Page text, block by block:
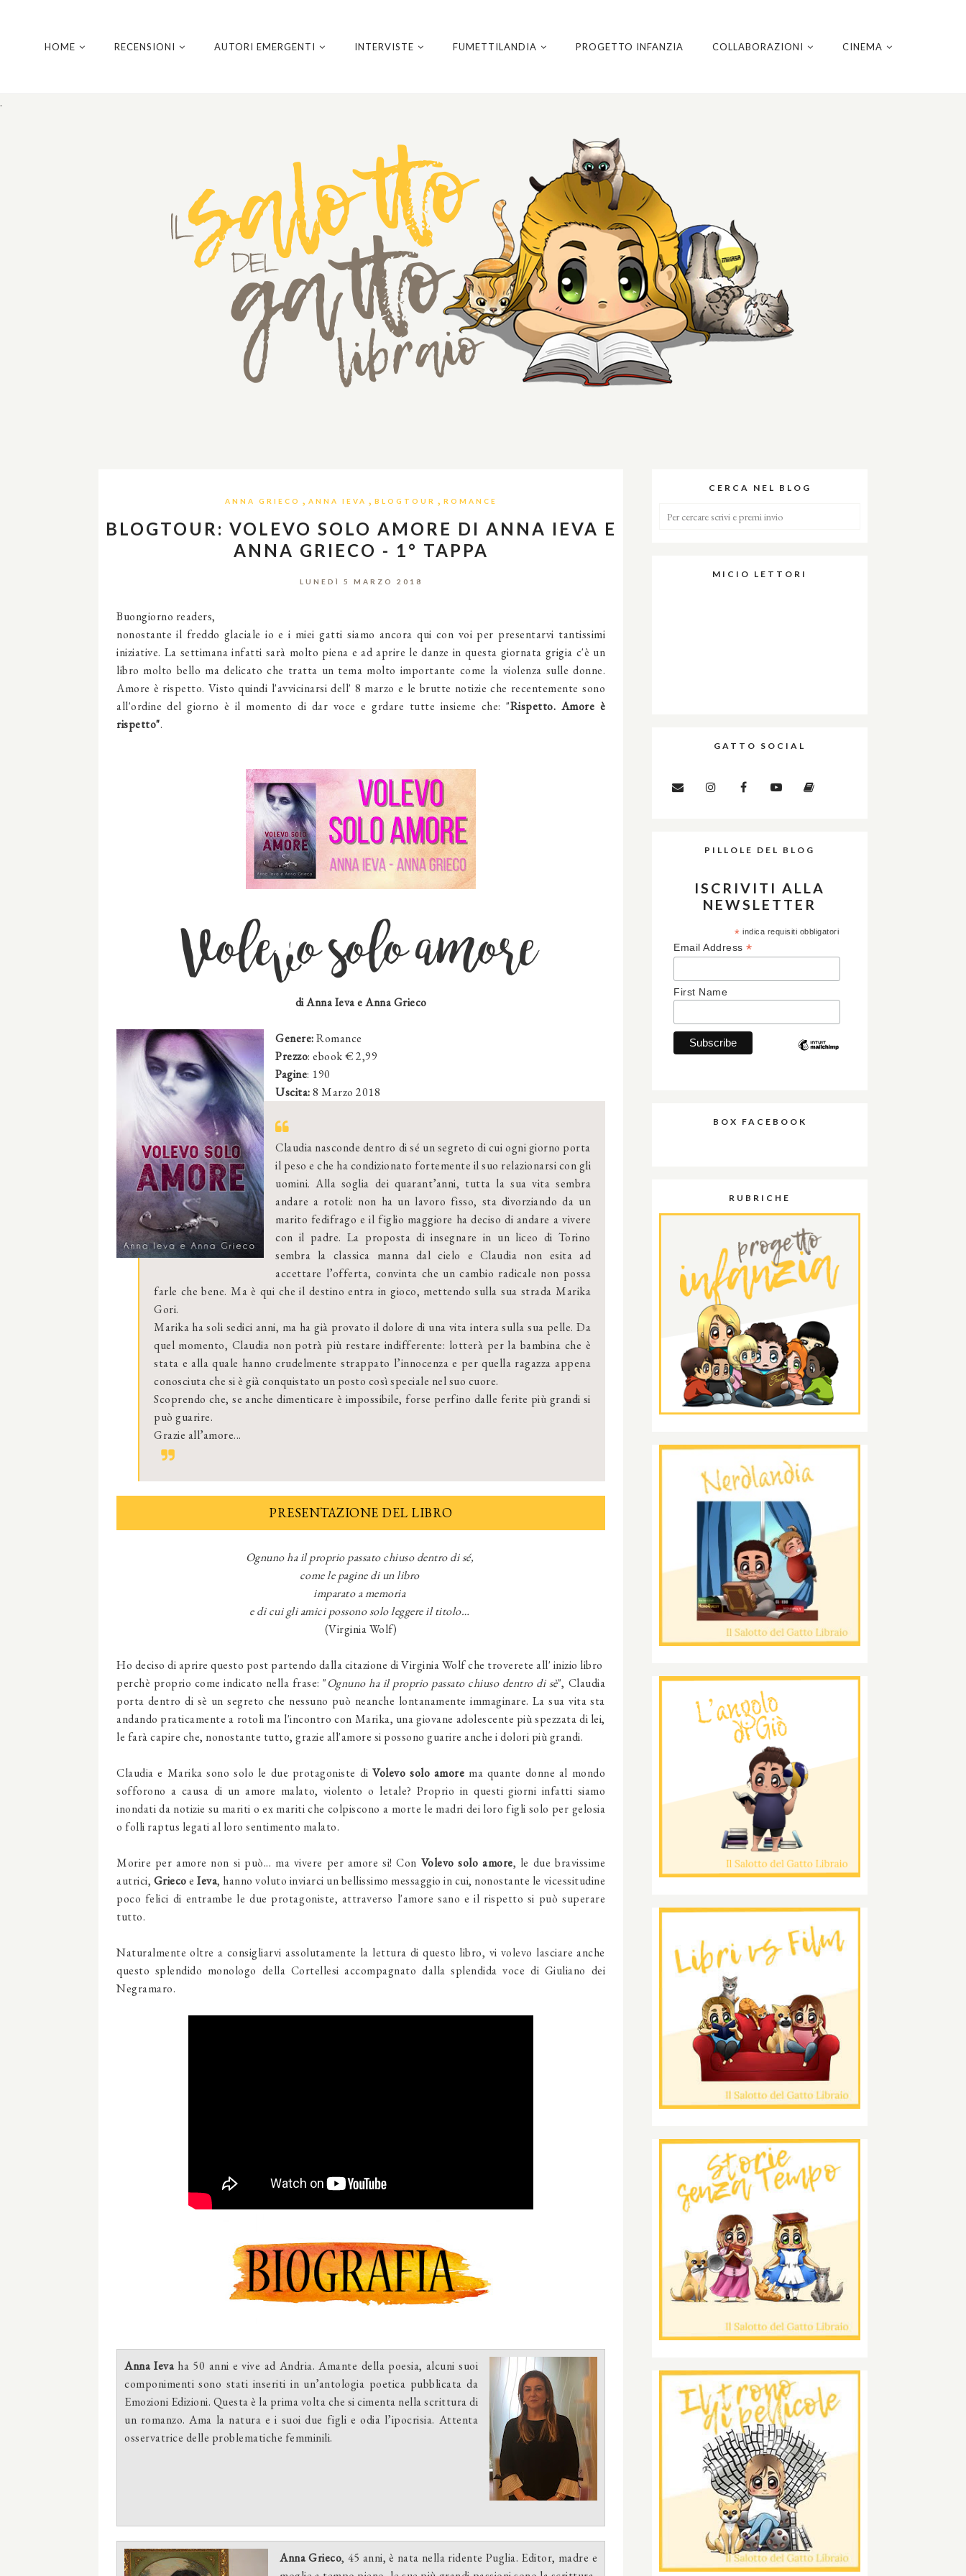
.
HOME RECENSIONI AUTORI EMERGENTI INTERVISTE FUMETTILANDIA PROGETTO INFANZIA COLLABORAZIONI CINEMA
ANNA GRIECO , ANNA IEVA , BLOGTOUR , ROMANCE
BLOGTOUR: VOLEVO SOLO AMORE DI ANNA IEVA E
ANNA GRIECO - 1° TAPPA
LUNEDÌ 5 MARZO 2018
Buongiorno readers,
nonostante il freddo glaciale io e i miei gatti siamo ancora qui con voi per presentarvi tantissimi
iniziative. La settimana infatti sarà molto piena e ad aprire le danze in questa giornata grigia c'è un
libro molto bello ma delicato che tratta un tema molto importante come la violenza sulle donne.
Amore è rispetto. Visto quindi l'avvicinarsi dell' 8 marzo e le brutte notizie che recentemente sono
all'ordine del giorno è il momento di dar voce e grdare tutte insieme che: "Rispetto. Amore è
rispetto".
Volevo solo amore
di Anna Ieva e Anna Grieco
Genere:Romance
Prezzo: ebook € 2,99
Pagine: 190
Uscita:8 Marzo 2018
Claudia nasconde dentro di sé un segreto di cui ogni giorno porta
il peso e che ha condizionato fortemente il suo relazionarsi con gli
uomini. Alla soglia dei quarant’anni, tutta la sua vita sembra
andare a rotoli: non ha un lavoro fisso, sta divorziando da un
marito fedifrago e il figlio maggiore ha deciso di andare a vivere
con il padre. La proposta di insegnare in un liceo di Torino
sembra la classica manna dal cielo e Claudia non esita ad
accettare l’offerta, convinta che un cambio radicale non possa
farle che bene. Ma è qui che il destino entra in gioco, mettendo sulla sua strada Marika
Gori.
Marika ha soli sedici anni, ma ha già provato il dolore di una vita intera sulla sua pelle. Da
quel momento, Claudia non potrà più restare indifferente: lotterà per la bambina che è
stata e alla quale hanno crudelmente strappato l’innocenza e per quella ragazza appena
conosciuta che si è già conquistato un posto così speciale nel suo cuore.
Scoprendo che, se anche dimenticare è impossibile, forse perfino dalle ferite più grandi si
può guarire.
Grazie all’amore...
PRESENTAZIONE DEL LIBRO
Ognuno ha il proprio passato chiuso dentro di sé,
come le pagine di un libro
imparato a memoria
e di cui gli amici possono solo leggere il titolo…
(Virginia Wolf)
Ho deciso di aprire questo post partendo dalla citazione di Virginia Wolf che troverete all' inizio libro
perchè proprio come indicato nella frase: "Ognuno ha il proprio passato chiuso dentro di sè", Claudia
porta dentro di sè un segreto che nessuno può neanche lontanamente immaginare. La sua vita sta
andando praticamente a rotoli ma l'incontro con Marika, una giovane adolescente più spezzata di lei,
le farà capire che, nonostante tutto, grazie all'amore si possono guarire anche i dolori più grandi.
Claudia e Marika sono solo le due protagoniste diVolevo solo amore ma quante donne al mondo
sofforono a causa di un amore malato, violento o letale? Proprio in questi giorni infatti siamo
inondati da notizie su mariti o ex mariti che colpiscono a morte le madri dei loro figli solo per gelosia
o folli raptus legati al loro sentimento malato.
Morire per amore non si può... ma vivere per amore si! Con Volevo solo amore, le due bravissime
autrici, GriecoeIeva, hanno voluto inviarci un bellissimo messaggio in cui, nonostante le vicessitudine
poco felici di entrambe le due protagoniste, attraverso l'amore sano e il rispetto si può superare
tutto.
Naturalmente oltre a consigliarvi assolutamente la lettura di questo libro, vi volevo lasciare anche
questo splendido monologo della Cortellesi accompagnato dalla splendida voce di Giuliano dei
Negramaro.
Anna Ieva ha 50 anni e vive ad Andria. Amante della poesia, alcuni suoi
componimenti sono stati inseriti in un’antologia poetica pubblicata da
Emozioni Edizioni. Questa è la prima volta che si cimenta nella scrittura di
un romanzo. Ama la natura e i suoi due figli e odia l’ipocrisia. Attenta
osservatrice delle problematiche femminili.
Anna Grieco, 45 anni, è nata nella ridente Puglia. Editor, madre e
CERCA NEL BLOG
MICIO LETTORI
GATTO SOCIAL
PILLOLE DEL BLOG
ISCRIVITI ALLA
NEWSLETTER
* indica requisiti obbligatori
Email Address *
First Name
BOX FACEBOOK
RUBRICHE